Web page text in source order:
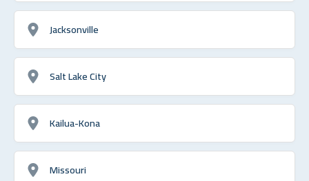
Jacksonville
Salt Lake City
Kailua-Kona
Missouri